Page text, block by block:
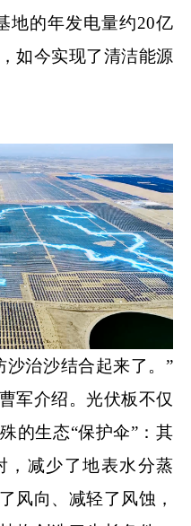
地的年发电量约20亿
如今实现了清洁能源
治沙结合起来了。”
军介绍。光伏板不仅
的生态“保护伞”：其
，减少了地表水分蒸
风向、减轻了风蚀，